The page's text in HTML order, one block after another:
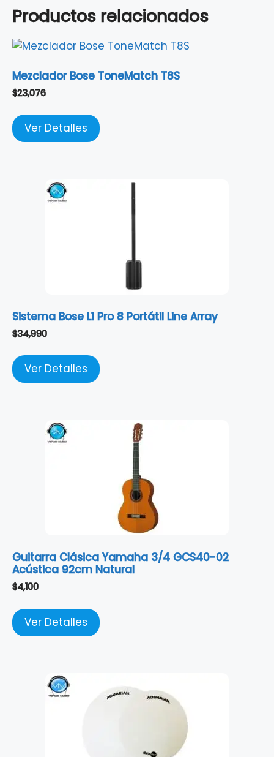
Productos relacionados
Mezclador Bose ToneMatch T8S
$23,076
Ver Detalles
Sistema Bose L1 Pro 8 Portátil Line Array
$34,990
Ver Detalles
Guitarra Clásica Yamaha 3/4 GCS40-02
Acústica 92cm Natural
$4,100
Ver Detalles